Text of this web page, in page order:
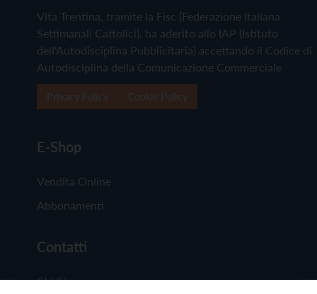
Vita Trentina, tramite la Fisc (Federazione Italiana
Settimanali Cattolici), ha aderito allo IAP (Istituto
dell'Autodisciplina Pubblicitaria) accettando il Codice di
Autodisciplina della Comunicazione Commerciale
E-Shop
Vendita Online
Abbonamenti
Contatti
Chi Siamo